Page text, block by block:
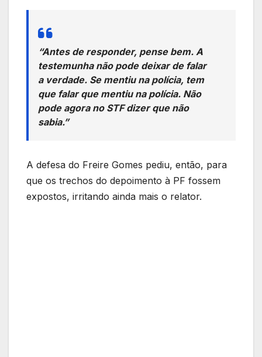
“Antes de responder, pense bem. A
testemunha não pode deixar de falar
a verdade. Se mentiu na polícia, tem
que falar que mentiu na polícia. Não
pode agora no STF dizer que não
sabia.”
A defesa do Freire Gomes pediu, então, para
que os trechos do depoimento à PF fossem
expostos, irritando ainda mais o relator.